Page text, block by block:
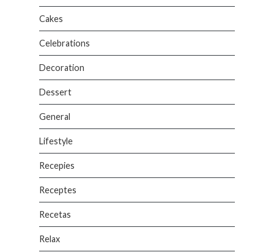
Cakes
Celebrations
Decoration
Dessert
General
Lifestyle
Recepies
Receptes
Recetas
Relax